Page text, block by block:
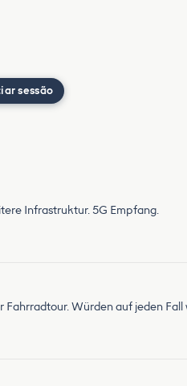
sessão
Infrastruktur. 5G Empfang.
Würden auf jeden